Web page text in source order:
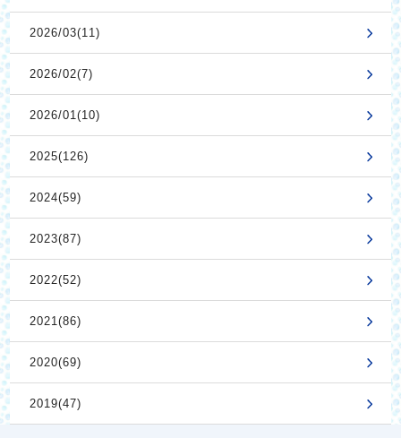
2026/03(11)
2026/02(7)
2026/01(10)
2025(126)
2024(59)
2023(87)
2022(52)
2021(86)
2020(69)
2019(47)